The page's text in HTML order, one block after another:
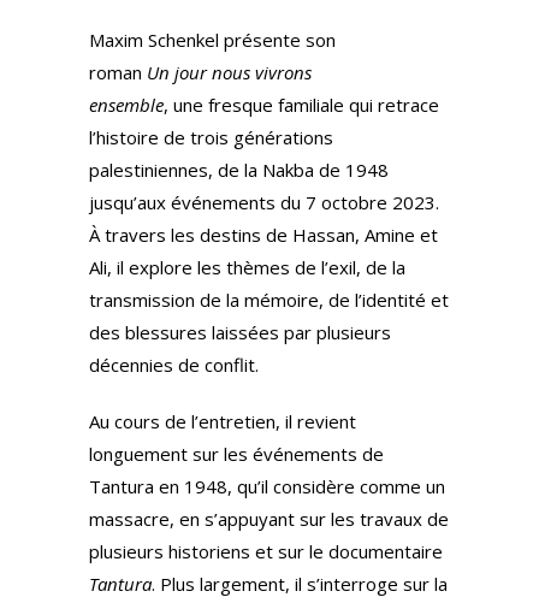
a
Maxim Schenkel présente son
roman Un jour nous vivrons
ensemble, une fresque familiale qui retrace
l’histoire de trois générations
palestiniennes, de la Nakba de 1948
jusqu’aux événements du 7 octobre 2023.
À travers les destins de Hassan, Amine et
Ali, il explore les thèmes de l’exil, de la
transmission de la mémoire, de l’identité et
des blessures laissées par plusieurs
décennies de conflit.
Au cours de l’entretien, il revient
longuement sur les événements de
Tantura en 1948, qu’il considère comme un
massacre, en s’appuyant sur les travaux de
plusieurs historiens et sur le documentaire
Tantura. Plus largement, il s’interroge sur la